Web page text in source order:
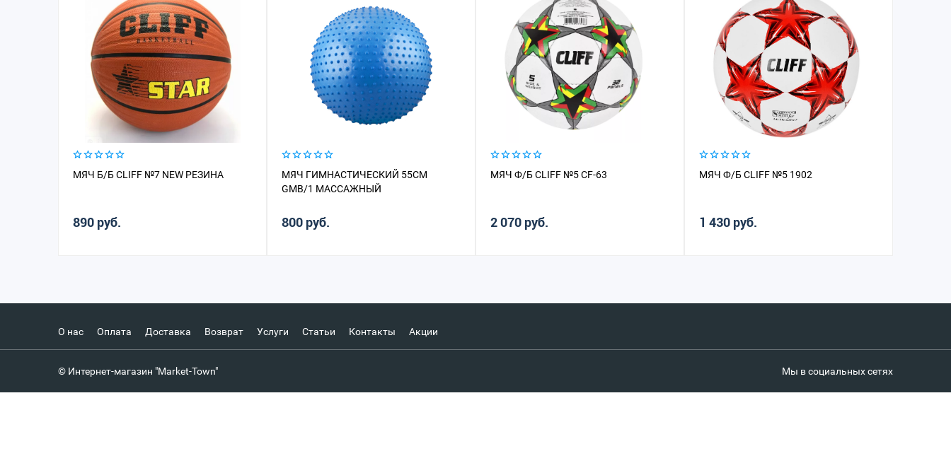
МЯЧ Б/Б CLIFF №7 NEW РЕЗИНА
890 руб.
МЯЧ ГИМНАСТИЧЕСКИЙ 55СМ
GMB/1 МАССАЖНЫЙ
800 руб.
МЯЧ Ф/Б CLIFF №5 CF-63
2 070 руб.
МЯЧ Ф/Б CLIFF №5 1902
1 430 руб.
О нас Оплата Доставка Возврат Услуги Статьи Контакты Акции
© Интернет-магазин "Market-Town" Мы в социальных сетях